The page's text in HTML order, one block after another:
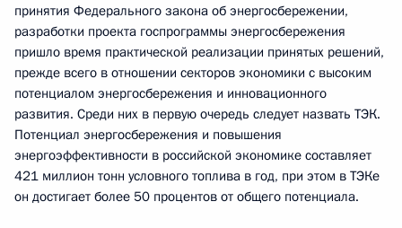
принятия Федерального закона об энергосбережении,
разработки проекта госпрограммы энергосбережения
пришло время практической реализации принятых решений,
прежде всего в отношении секторов экономики с высоким
потенциалом энергосбережения и инновационного
развития. Среди них в первую очередь следует назвать ТЭК.
Потенциал энергосбережения и повышения
энергоэффективности в российской экономике составляет
421 миллион тонн условного топлива в год, при этом в ТЭКе
он достигает более 50 процентов от общего потенциала.